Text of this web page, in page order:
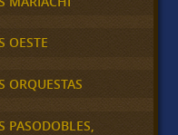
OESTE
PASODOBLES,